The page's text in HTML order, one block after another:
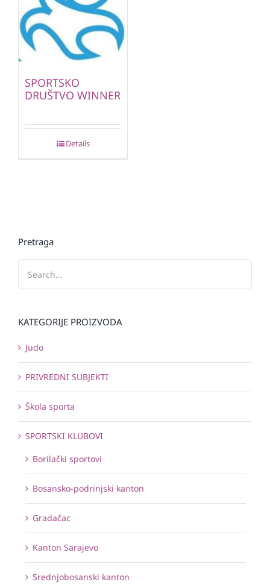
SPORTSKO
DRUŠTVO WINNER
Details
Pretraga
KATEGORIJE PROIZVODA
Judo
PRIVREDNI SUBJEKTI
Škola sporta
SPORTSKI KLUBOVI
Borilački sportovi
Bosansko-podrinjski kanton
Gradačac
Kanton Sarajevo
Srednjobosanski kanton